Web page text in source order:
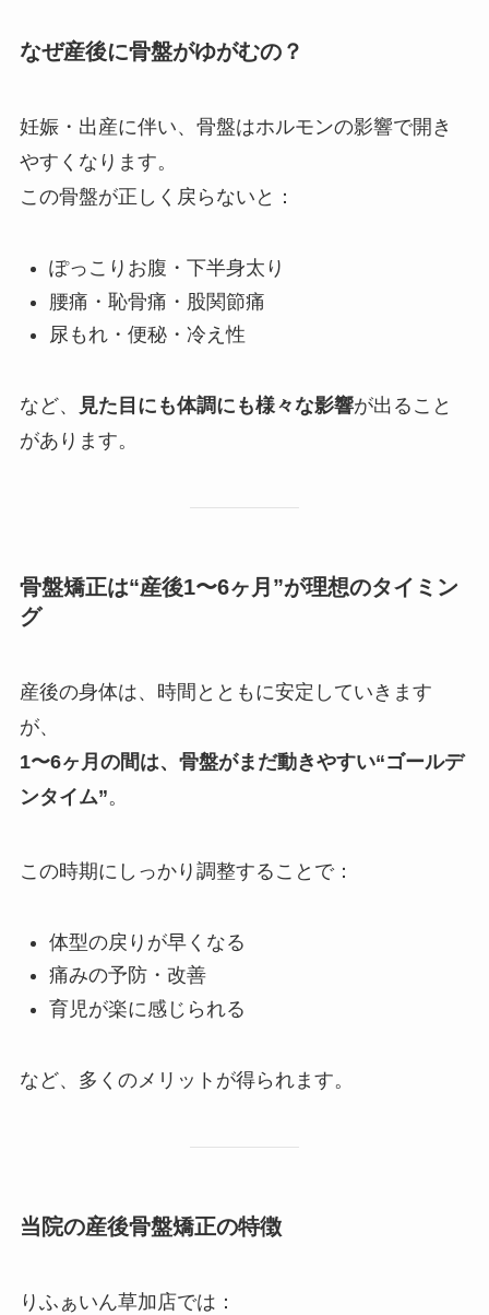
なぜ産後に骨盤がゆがむの？
妊娠・出産に伴い、骨盤はホルモンの影響で開き
やすくなります。
この骨盤が正しく戻らないと：
ぽっこりお腹・下半身太り
腰痛・恥骨痛・股関節痛
尿もれ・便秘・冷え性
など、 見た目にも体調にも様々な影響が出ること
があります。
骨盤矯正は“産後1〜6ヶ月”が理想のタイミン
グ
産後の身体は、時間とともに安定していきます
が、
1〜6ヶ月の間は、骨盤がまだ動きやすい“ゴールデ
ンタイム”。
この時期にしっかり調整することで：
体型の戻りが早くなる
痛みの予防・改善
育児が楽に感じられる
など、多くのメリットが得られます。
当院の産後骨盤矯正の特徴
りふぁいん草加店では：